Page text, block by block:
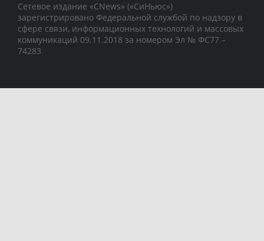
Сетевое издание «CNews» («СиНьюс»)
зарегистрировано Федеральной службой по надзору в
сфере связи, информационных технологий и массовых
коммуникаций 09.11.2018 за номером Эл № ФС77 –
74283